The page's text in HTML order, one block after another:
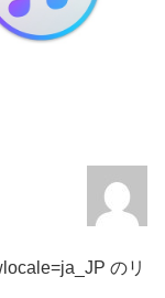
のリ